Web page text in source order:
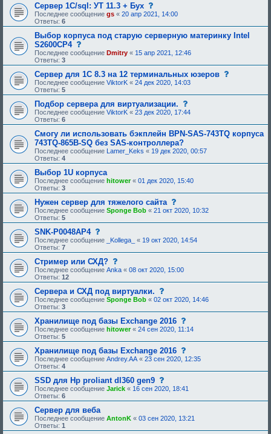
Сервер 1С/sql: УТ 11.3 + Бух
о
о
б
щ
е
и
т
р
у
ю
е
о
д
б
е
и
я
:
Последнее сообщение gs « 20 апр 2021, 14:00
Ответы: 6
Выбор корпуса под старую серверную материнку Intel
S2600CP4
о
о
б
щ
е
н
и
е
,
т
р
б
у
ю
е
о
о
б
р
н
и
я
Последнее сообщение Dmitry « 15 апр 2021, 12:46
Ответы: 3
Сервер для 1С 8.3 на 12 терминальных юзеров
б
и
е
,
о
н
Последнее сообщение ViktorK « 24 дек 2020, 14:03
Ответы: 5
Подбор сервера для виртуализации.
б
щ
е
и
р
ю
о
о
н
я
Последнее сообщение ViktorK « 23 дек 2020, 17:44
Ответы: 6
Смогу ли использовать бэкплейн BPN-SAS-743TQ корпуса
743TQ-865B-SQ без SAS-контроллера?
Последнее сообщение Lamer_Keks « 19 дек 2020, 00:57
Ответы: 4
Выбор 1U корпуса
Последнее сообщение hitower« 01 дек 2020, 15:40
Ответы: 3
Нужен сервер для тяжелого сайта
о
о
б
е
н
и
,
т
р
у
щ
е
д
б
и
Последнее сообщение Sponge Bob « 21 окт 2020, 10:32
Ответы: 5
SNK-P0048AP4
о
о
б
щ
е
н
и
е
,
т
р
е
б
у
щ
е
е
о
б
и
Последнее сообщение _Kollega_ « 19 окт 2020, 14:54
Ответы: 7
Стример или СХД?
о
о
б
щ
е
н
и
е
,
т
р
е
б
у
щ
е
е
б
Последнее сообщение Anka « 08 окт 2020, 15:00
Ответы: 12
Сервера и СХД под виртуалки.
о
о
б
щ
е
н
и
е
,
т
р
у
е
Последнее сообщение Sponge Bob « 02 окт 2020, 14:46
Ответы: 3
Хранилище под базы Exchange 2016
о
о
б
е
н
и
р
у
Последнее сообщение hitower« 24 сен 2020, 11:14
Ответы: 5
Хранилище под базы Exchange 2016
о
о
б
и
,
т
р
Последнее сообщение Andrey.AA « 23 сен 2020, 12:35
Ответы: 4
SSD для Hp proliant dl360 gen9
о
о
б
е
н
и
Последнее сообщение Jarick « 16 сен 2020, 18:41
Ответы: 6
Сервер для веба
Последнее сообщение AntonK « 03 сен 2020, 13:21
Ответы: 1